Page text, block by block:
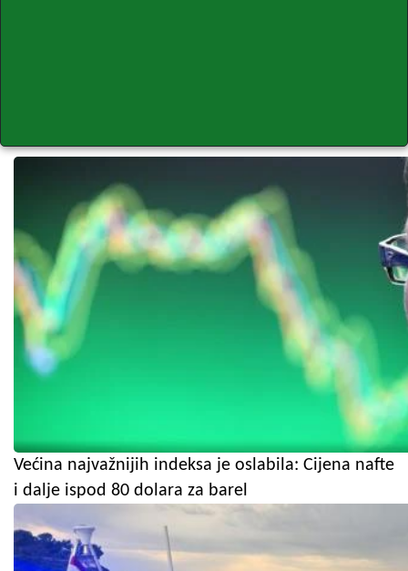
Većina najvažnijih indeksa je oslabila: Cijena nafte
i dalje ispod 80 dolara za barel